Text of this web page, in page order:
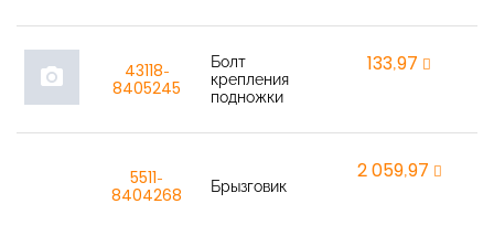
photo_camera
43118-
8405245
Болт
крепления
подножки
133,97
5511-
8404268
Брызговик
2 059,97